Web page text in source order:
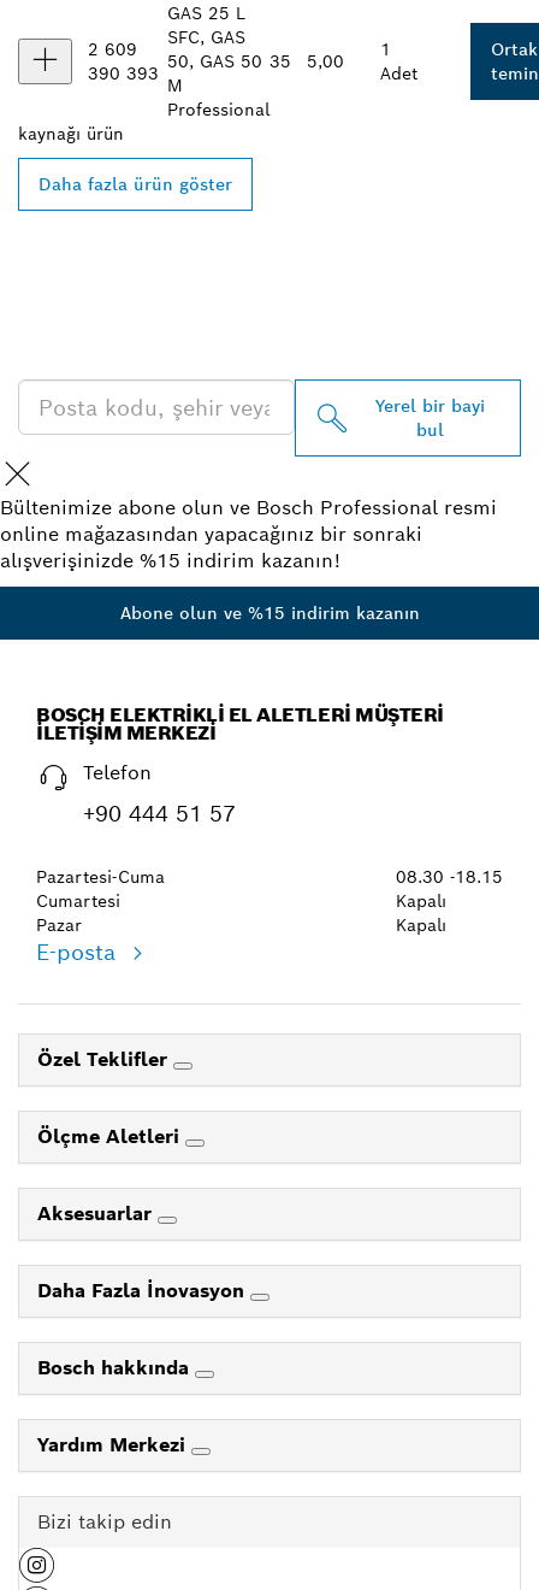
2 609
390 393
GAS 25 L
SFC, GAS
50, GAS 50
M
Professional
35 5,00
1
Adet
kaynağı ürün
Daha fazla ürün göster
Yerel bir bayi
bul
Bültenimize abone olun ve Bosch Professional resmi
online mağazasından yapacağınız bir sonraki
alışverişinizde %15 indirim kazanın!
Abone olun ve %15 indirim kazanın
BOSCH ELEKTRIKLI EL ALETLERI MÜŞTERI
İLETIŞIM MERKEZI
Telefon
+90 444 51 57
Pazartesi-Cuma
Cumartesi
Pazar
08.30 -18.15
Kapalı
Kapalı
E-posta
Özel Teklifler
Ölçme Aletleri
Aksesuarlar
Daha Fazla İnovasyon
Bosch hakkında
Yardım Merkezi
Bizi takip edin